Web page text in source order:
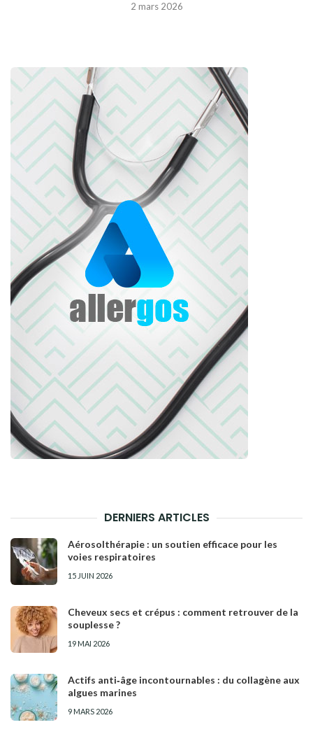
2 mars 2026
DERNIERS ARTICLES
Aérosolthérapie : un soutien efficace pour les
voies respiratoires
15 JUIN 2026
Cheveux secs et crépus : comment retrouver de la
souplesse ?
19 MAI 2026
Actifs anti‑âge incontournables : du collagène aux
algues marines
9 MARS 2026